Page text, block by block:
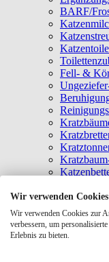
BARF/
Fell- &
Baldrian-
Wir verwenden Cookies
Wir verwenden Cookies zur
verbessern, um
Erlebnis zu bieten.